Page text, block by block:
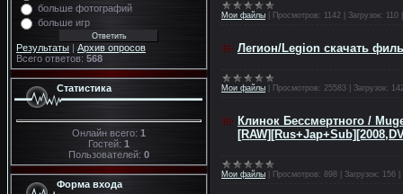
больше фотографий
больше игр
Результаты | Архив опросов
Всего ответов: 568
Статистика
Онлайн всего: 1
Гостей: 1
Пользователей: 0
Форма входа
Мои файлы Просмотров: 1142 Загрузок: 110
Легион/Legion скачать
Мои файлы Просмотров: 25583 Загрузок:
Клинок Бессмертного /
Мои файлы Просмотров: 898 Загрузок: 156